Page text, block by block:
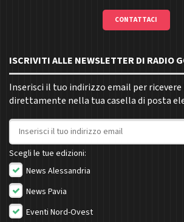
CONTATTACI
ISCRIVITI ALLE NEWSLETTER DI RADIO
Inserisci il tuo indirizzo email per ricevere
direttamente nella tua casella di posta
Indirizzo email
Scegli le tue edizioni:
News Alessandria
News Pavia
Eventi Nord-Ovest